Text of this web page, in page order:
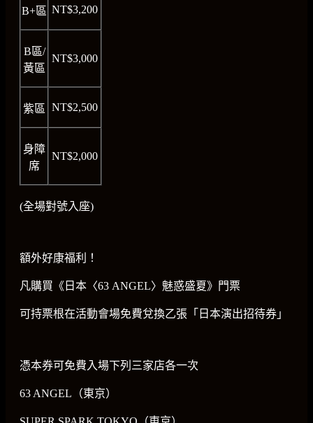
B+區 NT$3,200
B區/
黃區
NT$3,000
紫區 NT$2,500
身障
席
NT$2,000
(全場對號入座)
額外好康福利！
凡購買《日本〈63 ANGEL〉魅惑盛夏》門票
可持票根在活動會場免費兌換乙張「日本演出招待券」
憑本券可免費入場下列三家店各一次
63 ANGEL（東京）